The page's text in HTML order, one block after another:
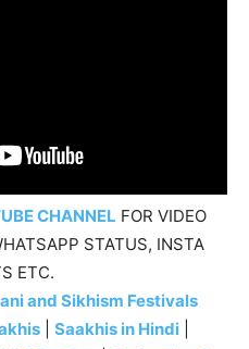
CHANNEL FOR VIDEO
STATUS, INSTA
ETC.
and Sikhism Festivals
Saakhis in Hindi